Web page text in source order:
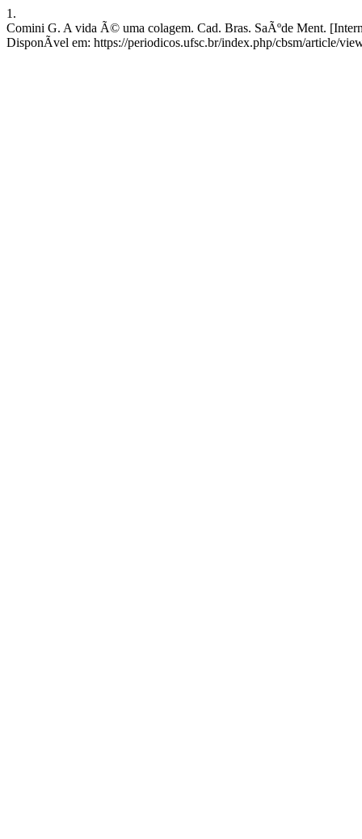
1.
Comini G. A vida Ã© uma colagem. Cad. Bras. SaÃºde Ment.
DisponÃ­vel em: https://periodicos.ufsc.br/index.php/cbsm/article/